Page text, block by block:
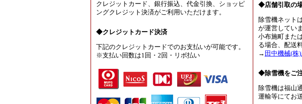
クレジットカード、銀行振込、代金引換、ショッピ
ングクレジット決済がご利用いただけます。
◆クレジットカード決済
下記のクレジットカードでのお支払いが可能です。
※支払い回数は1回・2回・リボ払い
◆店舗引取の
除雪機ネット
が運営していま
小布施町また
る場合、配送
→ 田中機械(株
◆除雪機をご
除雪機は福山
運輸等にてお